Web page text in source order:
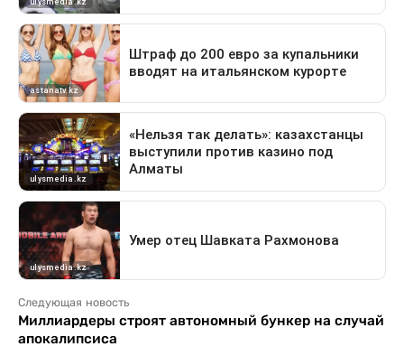
Следующая новость
Миллиардеры строят автономный бункер на случай
апокалипсиса